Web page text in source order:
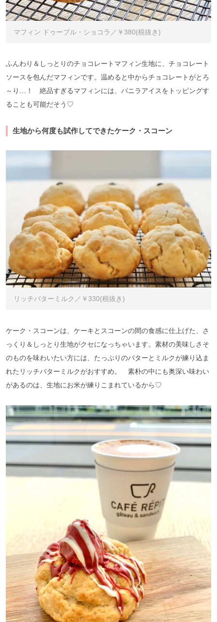
マフィン ドゥーブル・ショコラ／￥380(税抜き)
ふんわり＆しっとりのチョコレートマフィン生地に、チョコレート
ソースを包んだマフィンです。温めると中からチョコレートがとろ
～り…！ 絶品すぎるマフィンには、バニラアイスをトッピングす
ることも可能だそう♡
生地から何度も試作してできたケーク・スコーン
リッチバターミルク／￥330(税抜き)
ケーク・スコーンは、ケーキとスコーンの間の食感に仕上げた、さ
っくり＆しっとり生地がクセになっちゃいます。素材の美味しさそ
のものを味わいたい方には、たっぷりのバターとミルクが練り込ま
れたリッチバターミルクがおすすめ。 素朴の中にも奥深い味わい
があるのは、生地にお米が練りこまれているから♡